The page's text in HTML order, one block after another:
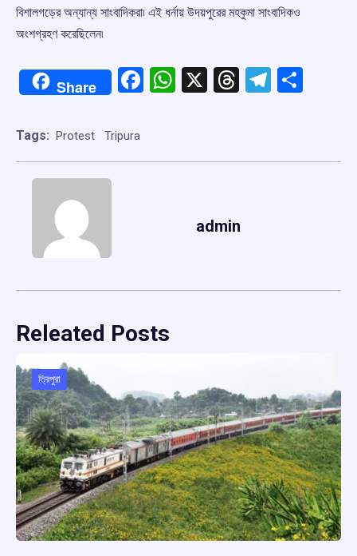
বিশালগড়ের অন্যান্য সাংবাদিকরা৷ এই ধর্নায় উদয়পুরের মহকুমা সাংবাদিকও
অংশগ্রহণ করেছিলেন৷
Share Facebook
WhatsApp
X Threads
Tags: Protest Tripura
admin
Releated Posts
ত্রিপুরা